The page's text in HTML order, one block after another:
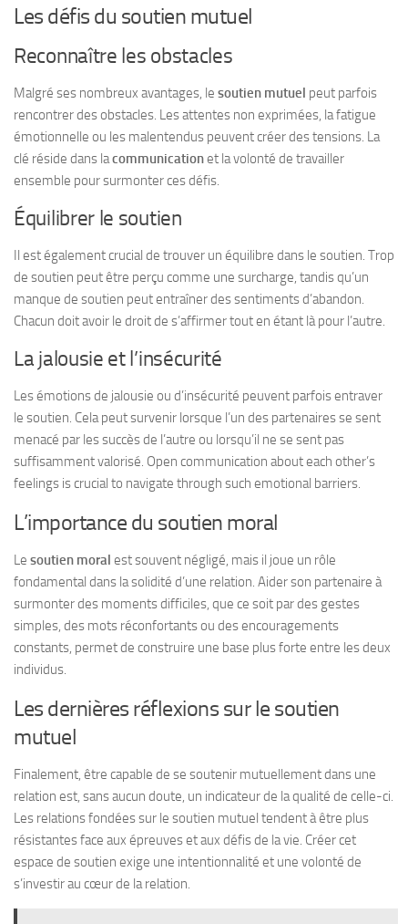
Les défis du soutien mutuel
Reconnaître les obstacles
Malgré ses nombreux avantages, le soutien mutuel peut parfois
rencontrer des obstacles. Les attentes non exprimées, la fatigue
émotionnelle ou les malentendus peuvent créer des tensions. La
clé réside dans lacommunicationet la volonté de travailler
ensemble pour surmonter ces défis.
Équilibrer le soutien
Il est également crucial de trouver un équilibre dans le soutien. Trop
de soutien peut être perçu comme une surcharge, tandis qu’un
manque de soutien peut entraîner des sentiments d’abandon.
Chacun doit avoir le droit de s’affirmer tout en étant là pour l’autre.
La jalousie et l’insécurité
Les émotions de jalousie ou d’insécurité peuvent parfois entraver
le soutien. Cela peut survenir lorsque l’un des partenaires se sent
menacé par les succès de l’autre ou lorsqu’il ne se sent pas
suffisamment valorisé. Open communication about each other’s
feelings is crucial to navigate through such emotional barriers.
L’importance du soutien moral
Le soutien moral est souvent négligé, mais il joue un rôle
fondamental dans la solidité d’une relation. Aider son partenaire à
surmonter des moments difficiles, que ce soit par des gestes
simples, des mots réconfortants ou des encouragements
constants, permet de construire une base plus forte entre les deux
individus.
Les dernières réflexions sur le soutien
mutuel
Finalement, être capable de se soutenir mutuellement dans une
relation est, sans aucun doute, un indicateur de la qualité de celle-ci.
Les relations fondées sur le soutien mutuel tendent à être plus
résistantes face aux épreuves et aux défis de la vie. Créer cet
espace de soutien exige une intentionnalité et une volonté de
s’investir au cœur de la relation.